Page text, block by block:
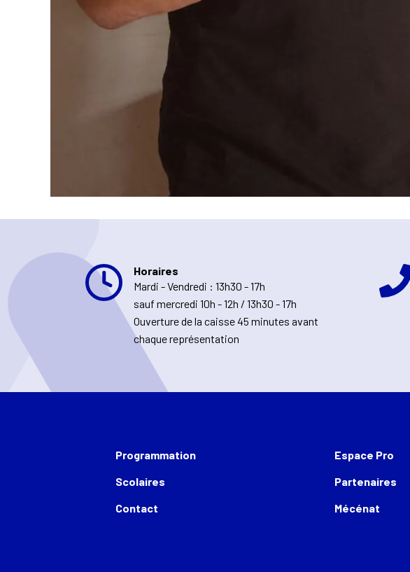
Horaires
Mardi - Vendredi : 13h30 - 17h
sauf mercredi 10h - 12h / 13h30 - 17h
Ouverture de la caisse 45 minutes avant
chaque représentation
Programmation
Scolaires
Contact
Espace Pro
Partenaires
Mécénat